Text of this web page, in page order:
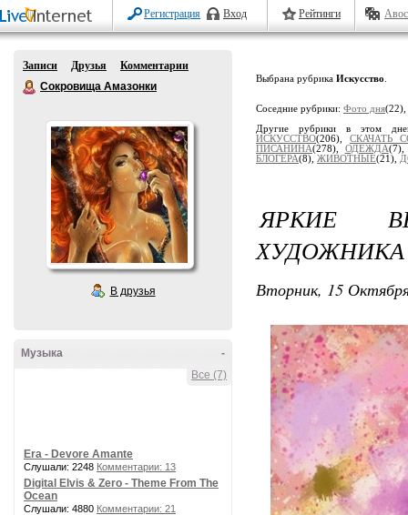
Регистрация Вход Рейтинги
Записи Друзья
Комментарии
Сокровища Амазонки
В друзья
-
Музыка
Все (7)
Era - Devore Amante
Слушали: 2248 Комментарии: 13
Digital Elvis & Zero - Theme From The
Ocean
Слушали: 4880 Комментарии: 21
Выбрана рубрика Искусство
Соседние рубрики: Фото дня(22),
Другие рубрики в этом
ИСКУССТВО(206), СКАЧАТЬ
ПИСАНИНА(278), ОДЕЖДА
БЛОГЕРА(8), ЖИВОТНЫЕ(21),
ЯРКИЕ
ХУДОЖНИКА
Вторник, 15